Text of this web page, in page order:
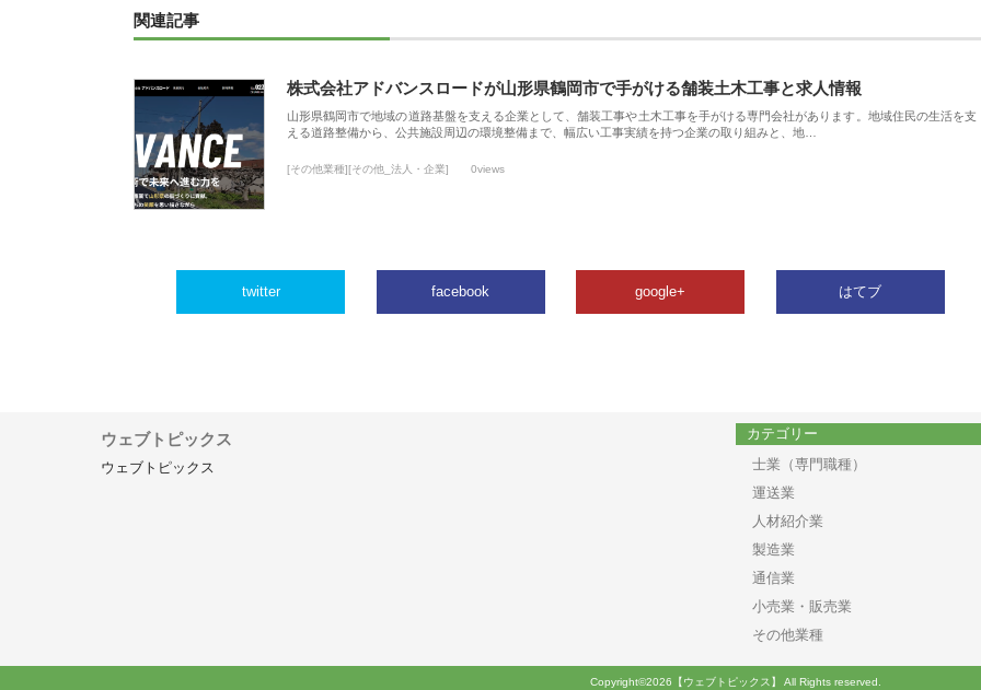
関連記事
株式会社アドバンスロードが山形県鶴岡市で手がける舗装土木工事と求人情報
山形県鶴岡市で地域の道路基盤を支える企業として、舗装工事や土木工事を手がける専門会社があります。地域住民の生活を支
える道路整備から、公共施設周辺の環境整備まで、幅広い工事実績を持つ企業の取り組みと、地…
[その他業種][その他_法人・企業] 0views
twitter facebook google+ はてブ
ウェブトピックス
ウェブトピックス
カテゴリー
士業（専門職種）
運送業
人材紹介業
製造業
通信業
小売業・販売業
その他業種
Copyright©2026【ウェブトピックス】 All Rights reserved.